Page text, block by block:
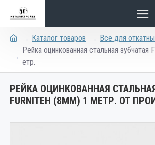
Каталог товаров
Все для
Рейка оцинкованная стальная
етр.
РЕЙКА ОЦИНКОВАННАЯ
FURNITEH (8ММ) 1 МЕТР. ОТ